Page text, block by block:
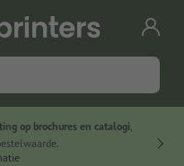
op brochures en catalogi,